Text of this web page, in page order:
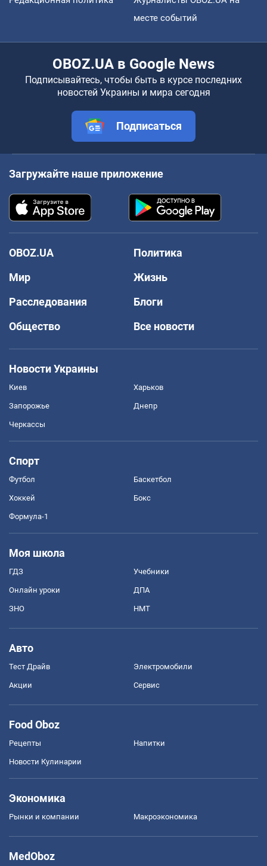
месте событий
OBOZ.UA в Google News
Подписывайтесь, чтобы быть в курсе последних
новостей Украины и мира сегодня
Подписаться
Загружайте наше приложение
OBOZ.UA
Политика
Мир
Жизнь
Расследования
Блоги
Общество
Все новости
Новости Украины
Киев Харьков
Запорожье Днепр
Черкассы
Спорт
Футбол Баскетбол
Хоккей Бокс
Формула-1
Моя школа
ГДЗ Учебники
Онлайн уроки ДПА
ЗНО НМТ
Авто
Тест Драйв Электромобили
Акции Сервис
Food Oboz
Рецепты Напитки
Новости Кулинарии
Экономика
Рынки и компании Mакроэкономика
MedOboz